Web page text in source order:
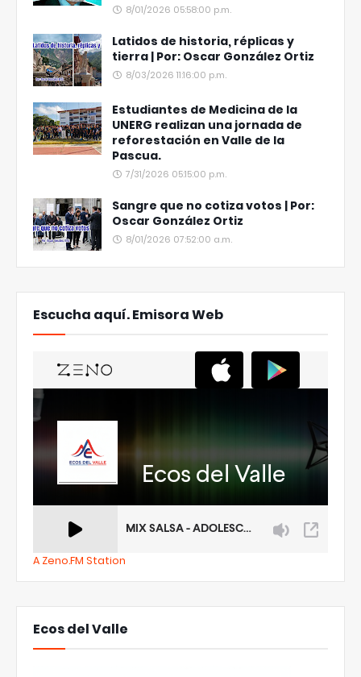
8/01/2026 05:58:00 p.m.
Latidos de historia, réplicas y
tierra | Por: Oscar González Ortiz
8/03/2026 11:16:00 p.m.
Estudiantes de Medicina de la
UNERG realizan una jornada de
reforestación en Valle de la
Pascua.
7/31/2026 05:15:00 p.m.
Sangre que no cotiza votos | Por:
Oscar González Ortiz
8/01/2026 07:52:00 a.m.
Escucha aquí. Emisora Web
A Zeno.FM Station
Ecos del Valle